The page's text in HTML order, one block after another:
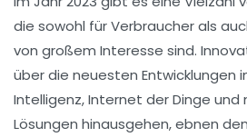
die sowohl für Verbraucher als
von großem Interesse sind.
über die neuesten Entwicklungen
Intelligenz,Internet der Dinge und
Lösungen hinausgehen, ebnen